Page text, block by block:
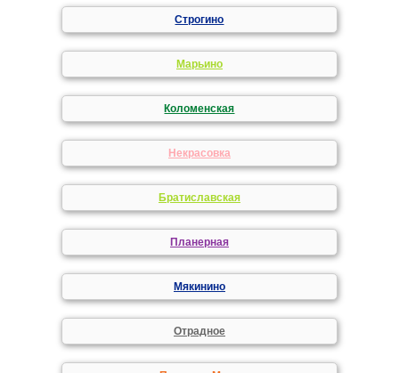
Строгино
Марьино
Коломенская
Некрасовка
Братиславская
Планерная
Мякинино
Отрадное